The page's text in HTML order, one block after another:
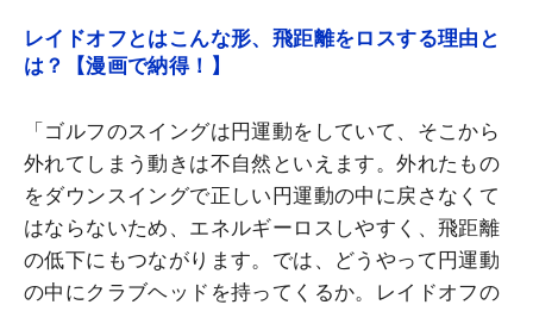
レイドオフとはこんな形、飛距離をロスする理由と
は？【漫画で納得！】
「ゴルフのスイングは円運動をしていて、そこから
外れてしまう動きは不自然といえます。外れたもの
をダウンスイングで正しい円運動の中に戻さなくて
はならないため、エネルギーロスしやすく、飛距離
の低下にもつながります。では、どうやって円運動
の中にクラブヘッドを持ってくるか。レイドオフの